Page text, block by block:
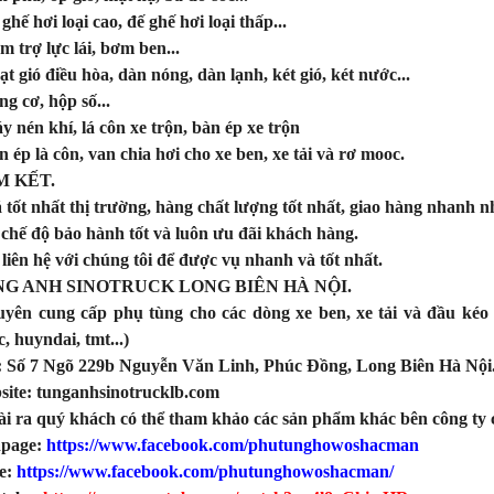
hơi sau cabin chenglong
(24/7): 0976.760.892
LÁ CÔN HYUNDAI COUNTY BẢN 300, 14
RĂNG ÓC 35MM CHÍNH HNAGX
Hotline (24/7): 0976.760.892
hơi loại cao, đế ghế hơi loại thấp...
trợ lực lái, bơm ben...
gió điều hòa, dàn nóng, dàn lạnh, két gió, két nước...
cơ, hộp số...
nén khí, lá côn xe trộn, bàn ép xe trộn
ép là côn, van chia hơi cho xe ben, xe tải và rơ mooc.
KẾT.
tốt nhất thị trường, hàng chất lượng tốt nhất, giao hàng nhanh
độ bảo hành tốt và luôn ưu đãi khách hàng.
hệ với chúng tôi để được vụ nhanh và tốt nhất.
ANH SINOTRUCK LONG BIÊN HÀ NỘI.
cung cấp phụ tùng cho các dòng xe ben, xe tải và đầu
huyndai, tmt...)
Số 7 Ngõ 229b Nguyễn Văn Linh, Phúc Đồng, Long Biên Hà
tunganhsinotrucklb.com
ra quý khách có thể tham khảo các sản phẩm khác bên công ty
https://www.facebook.com/phutunghowoshacman
https://www.facebook.com/phutunghowoshacman/